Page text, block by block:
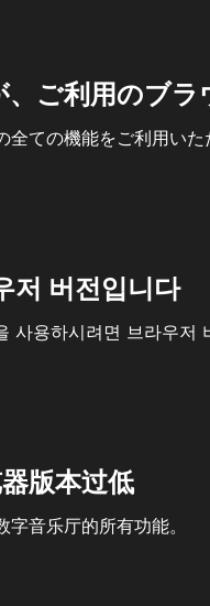
ご利用のブ
ての機能をご利用い
저 버전입니다
사용하시려면 브라우저
版本过低
音乐厅的所有功能。